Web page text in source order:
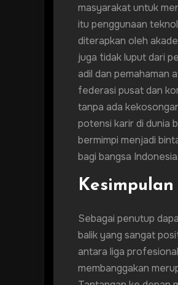
masyarakat untuk
itu penggunaan
diterapkan oleh
juga tidak luput dari
adil dan pemahaman
federasi pusat dan
tanpa ada
potensi karir di dunia
bermimpi menjadi
bagi bangsa Indonesia.
Sebagai penutup
balik yang sangat
antara liga
membanggakan